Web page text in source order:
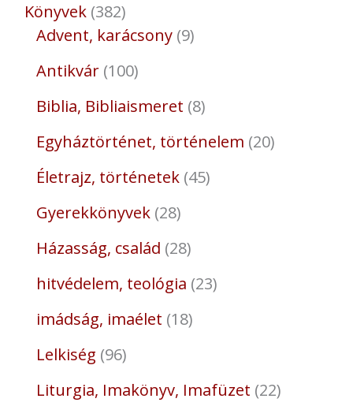
Könyvek 382
Advent, karácsony 9
Antikvár 100
Biblia, Bibliaismeret 8
Egyháztörténet, történelem 20
Életrajz, történetek 45
Gyerekkönyvek 28
Házasság, család 28
hitvédelem, teológia 23
imádság, imaélet 18
Lelkiség 96
Liturgia, Imakönyv, Imafüzet 22